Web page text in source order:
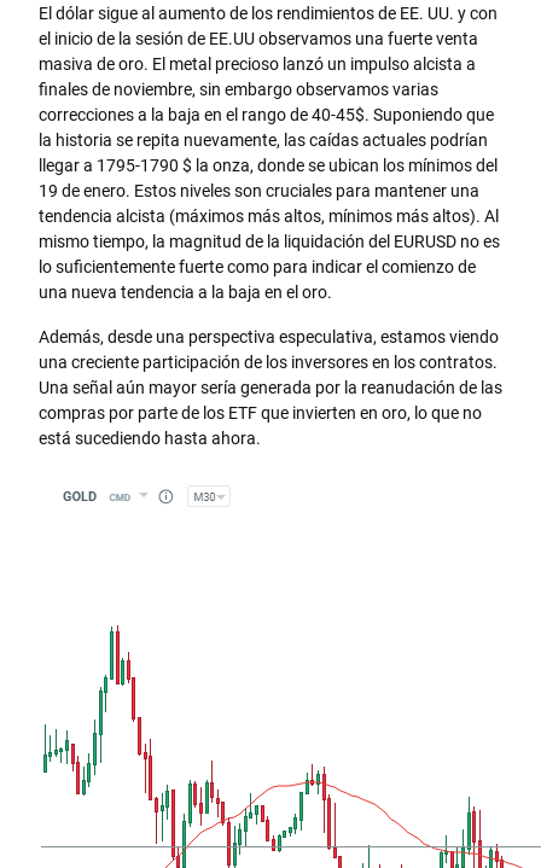
El dólar sigue al aumento de los rendimientos de EE. UU. y con
el inicio de la sesión de EE.UU observamos una fuerte venta
masiva de oro. El metal precioso lanzó un impulso alcista a
finales de noviembre, sin embargo observamos varias
correcciones a la baja en el rango de 40-45$. Suponiendo que
la historia se repita nuevamente, las caídas actuales podrían
llegar a 1795-1790 $ la onza, donde se ubican los mínimos del
19 de enero. Estos niveles son cruciales para mantener una
tendencia alcista (máximos más altos, mínimos más altos). Al
mismo tiempo, la magnitud de la liquidación del EURUSD no es
lo suficientemente fuerte como para indicar el comienzo de
una nueva tendencia a la baja en el oro.
Además, desde una perspectiva especulativa, estamos viendo
una creciente participación de los inversores en los contratos.
Una señal aún mayor sería generada por la reanudación de las
compras por parte de los ETF que invierten en oro, lo que no
está sucediendo hasta ahora.